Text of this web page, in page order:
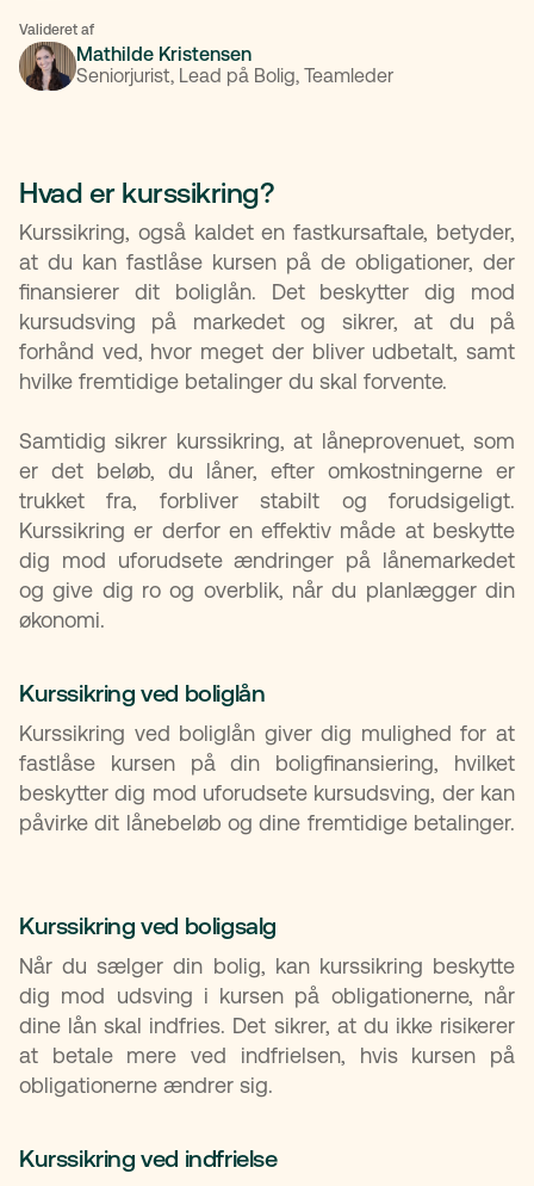
Valideret af
Mathilde Kristensen
Seniorjurist, Lead på Bolig, Teamleder
Hvad er kurssikring?
Kurssikring, også kaldet en fastkursaftale, betyder,
at du kan fastlåse kursen på de obligationer, der
finansierer dit boliglån. Det beskytter dig mod
kursudsving på markedet og sikrer, at du på
forhånd ved, hvor meget der bliver udbetalt, samt
hvilke fremtidige betalinger du skal forvente.
Samtidig sikrer kurssikring, at låneprovenuet, som
er det beløb, du låner, efter omkostningerne er
trukket fra, forbliver stabilt og forudsigeligt.
Kurssikring er derfor en effektiv måde at beskytte
dig mod uforudsete ændringer på lånemarkedet
og give dig ro og overblik, når du planlægger din
økonomi.
Kurssikring ved boliglån
Kurssikring ved boliglån giver dig mulighed for at
fastlåse kursen på din boligfinansiering, hvilket
beskytter dig mod uforudsete kursudsving, der kan
påvirke dit lånebeløb og dine fremtidige betalinger.
Kurssikring ved boligsalg
Når du sælger din bolig, kan kurssikring beskytte
dig mod udsving i kursen på obligationerne, når
dine lån skal indfries. Det sikrer, at du ikke risikerer
at betale mere ved indfrielsen, hvis kursen på
obligationerne ændrer sig.
Kurssikring ved indfrielse